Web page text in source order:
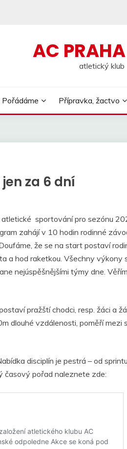
AC
atletický klub
Pořádáme Přípravka, žactvo
za 6 dní
sportování pro sezónu
zahájí v 10 hodin rodinné
že se na start postaví
a hod raketkou. Všechny výkony
nejúspěšnějšími týmy dne.
pražští chodci, resp. žáci a
dlouhé vzdálenosti, poměří mezi
disciplín je pestrá – od
časový pořad naleznete zde: